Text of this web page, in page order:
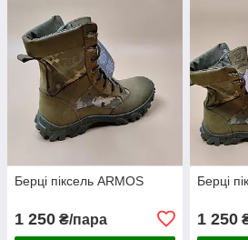
Берці піксель ARMOS
1 250 ₴/пара
Берці
1 250